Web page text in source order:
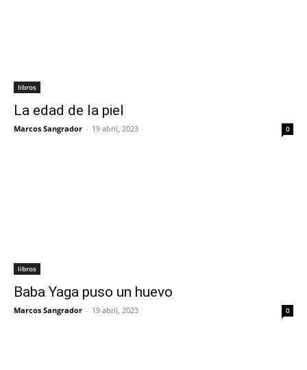
libros
La edad de la piel
Marcos Sangrador - 19 abril, 2023 0
libros
Baba Yaga puso un huevo
Marcos Sangrador - 19 abril, 2023 0